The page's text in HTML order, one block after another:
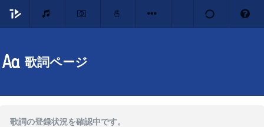
歌詞ページ
歌詞の登録状況を確認中です。